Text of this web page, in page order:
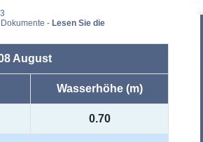
- Lesen Sie die
August
Wasserhöhe (m)
0.70